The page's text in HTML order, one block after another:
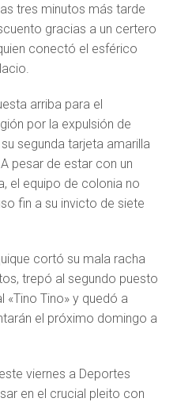
tres minutos más tarde
gracias a un certero
conectó el esférico
arriba para el
por la expulsión de
segunda tarjeta amarilla
pesar de estar con un
el equipo de colonia no
fin a su invicto de siete
cortó su mala racha
trepó al segundo puesto
«Tino Tino» y quedó a
el próximo domingo a
viernes a Deportes
en el crucial pleito con